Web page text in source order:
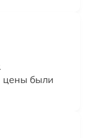
цены были